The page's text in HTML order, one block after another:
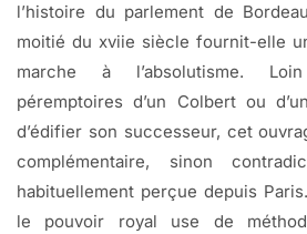
l’histoire du parlement de
moitié du xviie siècle fournit-elle
marche à l’absolutisme.
péremptoires d’un Colbert ou
d’édifier son successeur, cet
complémentaire, sinon
habituellement perçue depuis
le pouvoir royal use de